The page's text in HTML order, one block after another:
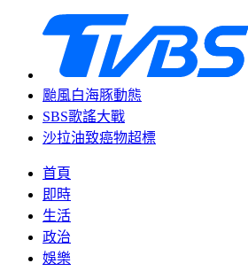
颱風白海豚動態
SBS歌謠大戰
沙拉油致癌物超標
首頁
即時
生活
政治
娛樂